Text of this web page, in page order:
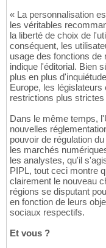
« La personnalisation
les véritables
la liberté de choix de
conséquent, les
usage des fonctions de
indique l'éditorial. Bien
plus en plus
Europe, les
restrictions plus
Dans le même temps,
nouvelles
pouvoir de régulation
les marchés
les analystes, qu'il
PIPL, tout ceci montre
clairement le nouveau
régions se disputant
en fonction de leurs
sociaux respectifs.
Et vous ?